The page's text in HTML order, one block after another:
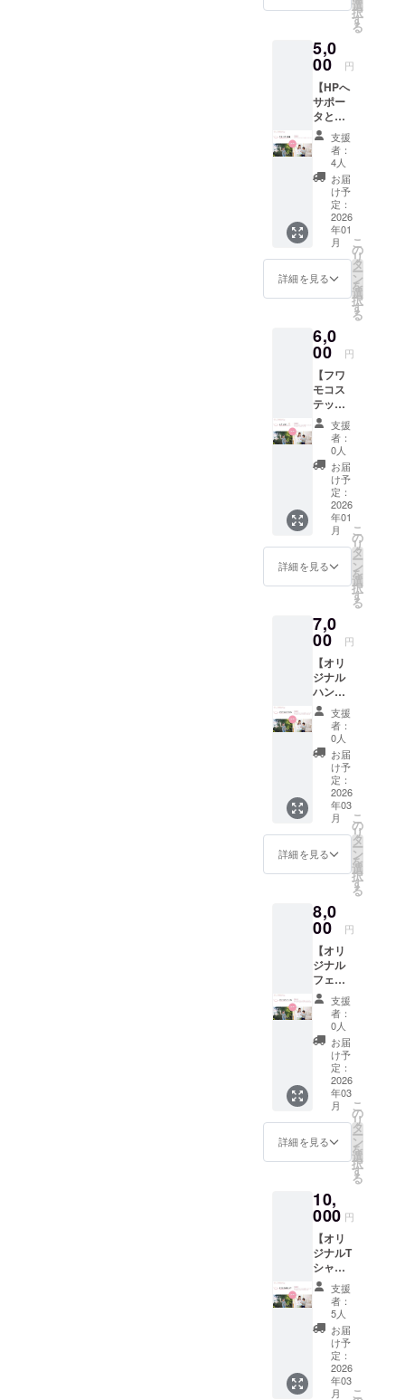
の居場所」
熱を注いで
います！！
告を送
ていた
だきま
す。
選
択
す
る
5,0
00 円
【HPへ
サポー
タとし
て掲
載】 ご
支援い
ただい
た皆様
に、サ
ンクス
メール
に加
え、開
設する
施設の
HPにサ
ターと
してお
名前
（ニッ
クネー
ム可）
を掲載
させて
いただ
きま
す。 ＜
備考＞
掲載希
望のお
名前も
しくは
ニック
載して
くださ
い
支援
者：
4人
お届
け予
定：
2026
年01
月
詳細を見る
こ
の
リ
タ
ー
ン
を
選
択
す
る
6,0
00 円
【フワ
モコス
テッ
カー＆
サポー
ター掲
載】 ご
支援い
ただい
た皆様
に、サ
ンクス
メール
に加
え、開
設する
HPにサ
ポー
ターと
してお
名前
（ニッ
クネー
ム可）
を掲
載、そ
してフ
ワモコ
ステッ
カー1枚
をご送
付させ
ていた
・掲載
希望の
お名前
もしく
はニッ
クネー
ムを備
考欄に
記載し
てくだ
さい。
・ス
テッ
カーサ
イズ：
5cm×5
cm
支援
者：
0人
お届
け予
定：
2026
年01
月
詳細を見る
こ
の
リ
タ
ー
ン
を
選
択
す
る
7,0
00 円
【オリ
ジナル
ハンド
タオル
＆サ
ポー
ター掲
載】 ご
支援い
ただい
た皆様
に、サ
ンクス
メール
に加
え、開
施設の
HPにサ
ポー
ターと
してお
名前
（ニッ
クネー
ム可）
を掲
載、そ
してフ
ワモコ
ステー
ション
オリジ
ナルの
送付さ
せてい
ただき
ます。
＜ハン
ドタオ
ル詳細
＞ ・サ
イズ：
約
20cm×
20cm
・カ
ラー：
支援
者：
0人
お届
け予
定：
2026
年03
月
詳細を見る
こ
の
リ
タ
ー
ン
を
選
択
す
る
8,0
00 円
【オリ
ジナル
フェイ
スタオ
ル＆サ
ポー
ター掲
載】 ご
支援い
ただい
た皆様
に、サ
ンクス
メール
に加
え、開
施設の
HPにサ
ポー
ターと
してお
名前
（ニッ
クネー
ム可）
を掲
載、そ
してフ
ワモコ
ステー
支援
者：
0人
お届
け予
定：
2026
年03
月
詳細を見る
こ
の
リ
タ
ー
ン
を
選
択
す
る
10,
000 円
【オリ
ジナルT
シャツ
＆サ
ポー
ター掲
載】 ご
支援い
ただい
た皆様
に、サ
支援
者：
5人
お届
け予
定：
2026
年03
月
こ